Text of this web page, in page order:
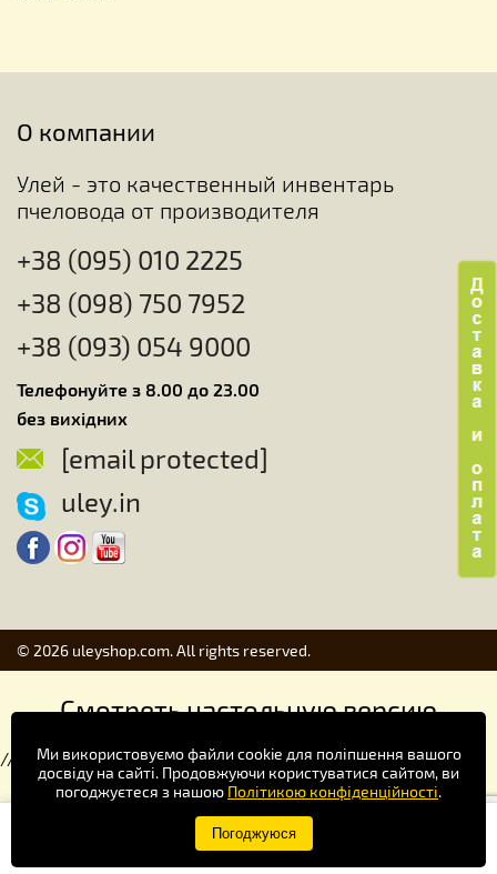
О компании
Улей - это качественный инвентарь
пчеловода от производителя
+38 (095) 010 2225
+38 (098) 750 7952
+38 (093) 054 9000
Телефонуйте з 8.00 до 23.00
без вихідних
[email protected]
uley.in
© 2026 uleyshop.com. All rights reserved.
Ми використовуємо файли cookie для поліпшення вашого
досвіду на сайті. Продовжуючи користуватися сайтом, ви
погоджуєтеся з нашою Політикою конфіденційності.
Погоджуюся
Смотреть настольную версию
//
Купуй зручніше в додатку!